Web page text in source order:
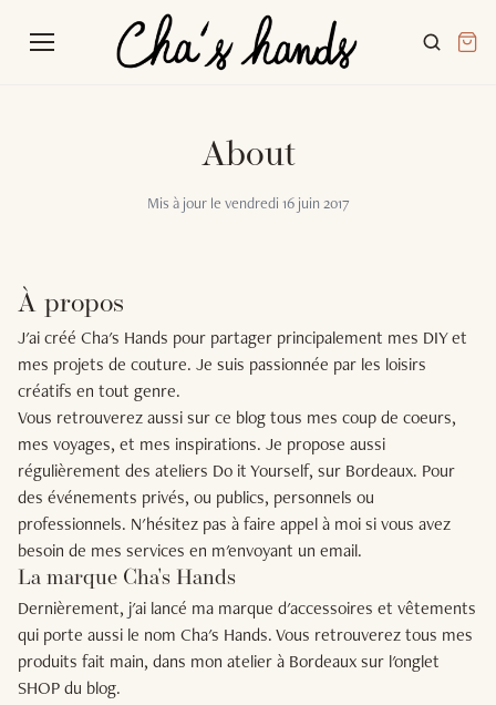
About
Mis à jour le vendredi 16 juin 2017
À propos
J'ai créé Cha's Hands pour partager principalement mes DIY et
mes projets de couture. Je suis passionnée par les loisirs
créatifs en tout genre.
Vous retrouverez aussi sur ce blog tous mes coup de coeurs,
mes voyages, et mes inspirations. Je propose aussi
régulièrement des ateliers Do it Yourself, sur Bordeaux. Pour
des événements privés, ou publics, personnels ou
professionnels. N'hésitez pas à faire appel à moi si vous avez
besoin de mes services en m'envoyant un email.
La marque Cha's Hands
Dernièrement, j'ai lancé ma marque d'accessoires et vêtements
qui porte aussi le nom Cha's Hands. Vous retrouverez tous mes
produits fait main, dans mon atelier à Bordeaux sur l'onglet
SHOPdu blog.